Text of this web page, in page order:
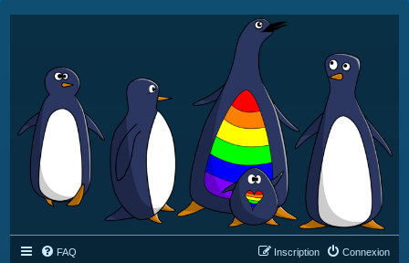
FAQ Connexion
Inscription